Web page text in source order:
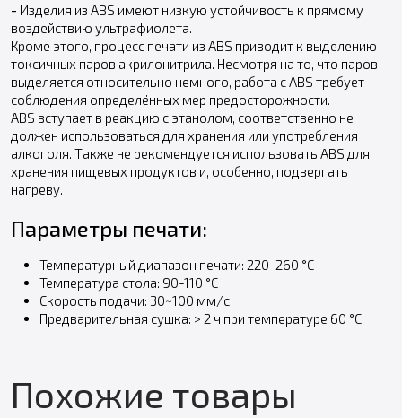
- Изделия из ABS имеют низкую устойчивость к прямому
воздействию ультрафиолета.
Кроме этого, процесс печати из ABS приводит к выделению
токсичных паров акрилонитрила. Несмотря на то, что паров
выделяется относительно немного, работа с ABS требует
соблюдения определённых мер предосторожности.
ABS вступает в реакцию с этанолом, соответственно не
должен использоваться для хранения или употребления
алкоголя. Также не рекомендуется использовать ABS для
хранения пищевых продуктов и, особенно, подвергать
нагреву.
Параметры печати:
Температурный диапазон печати: 220-260 °С
Температура стола: 90-110 °С
Скорость подачи: 30~100 мм/с
Предварительная сушка: > 2 ч при температуре 60 °С
Похожие товары